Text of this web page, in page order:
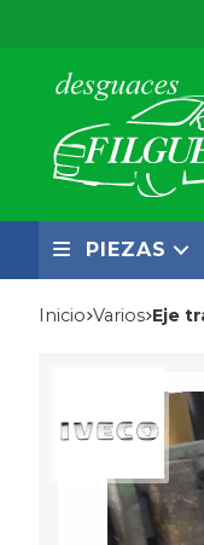
PIEZAS
Inicio varios Eje